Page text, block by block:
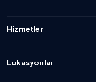
Hizmetler
Lokasyonlar